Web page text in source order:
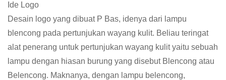
Ide Logo
Desain logo yang dibuat P Bas, idenya dari lampu
blencong pada pertunjukan wayang kulit. Beliau teringat
alat penerang untuk pertunjukan wayang kulit yaitu sebuah
lampu dengan hiasan burung yang disebut Blencong atau
Belencong. Maknanya, dengan lampu belencong,